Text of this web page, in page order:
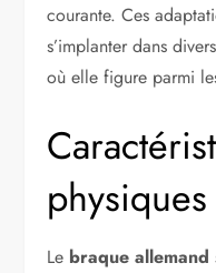
courante. Ces
s’implanter dans
où elle figure parmi
Le braque